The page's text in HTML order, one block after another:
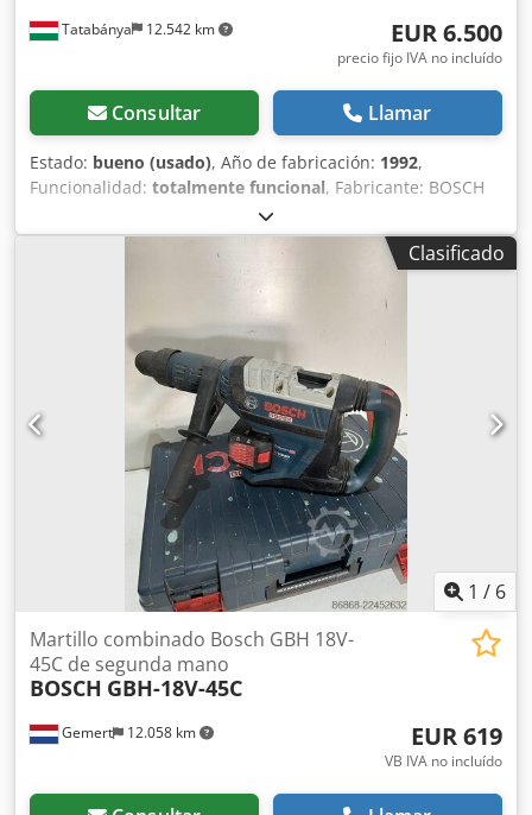
Tatabánya 12.542 km EUR 6.500
precio fijo IVA no incluído
Consultar Llamar
Estado: bueno (usado), Año de fabricación: 1992,
Funcionalidad: totalmente funcional, Fabricante: BOSCH
Punta: SVZ 2500 A Longitud máxima de la bolsa: 400 mm
Longitud mínima de la bolsa: 100 mm Anchura máxima de
la bolsa: 250 mm Anchura mínima de la bolsa: 90 mm
Producción máxima: 80 bolsas/min Dodjrrv T Iopfx Antsck
Clasificado
1 / 6
Gemert 12.058 km
Martillo combinado Bosch GBH 18V-
45C de segunda mano
BOSCH GBH-18V-45C
EUR 619
VB IVA no incluído